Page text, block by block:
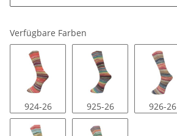
Verfügbare Farben
924-26 925-26 926-26